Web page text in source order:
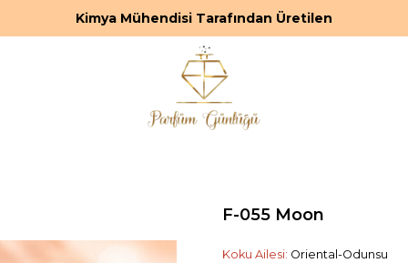
Kimya Mühendisi Tarafından Üretilen
F-055 Moon
Koku Ailesi: Oriental-Odunsu